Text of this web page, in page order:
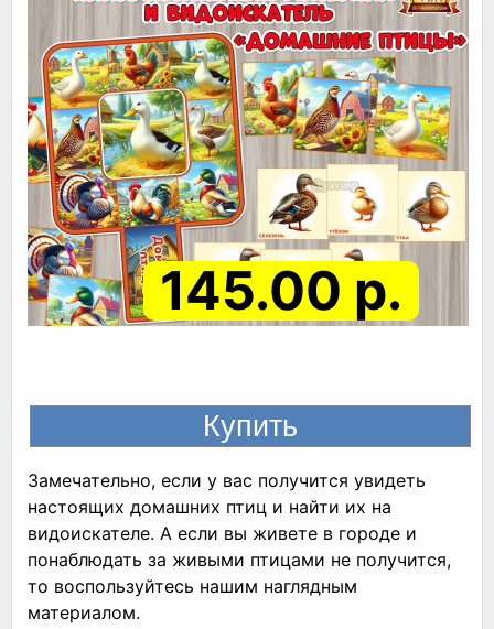
145.00 р.
Замечательно, если у вас получится увидеть
настоящих домашних птиц и найти их на
видоискателе. А если вы живете в городе и
понаблюдать за живыми птицами не получится,
то воспользуйтесь нашим наглядным
материалом.